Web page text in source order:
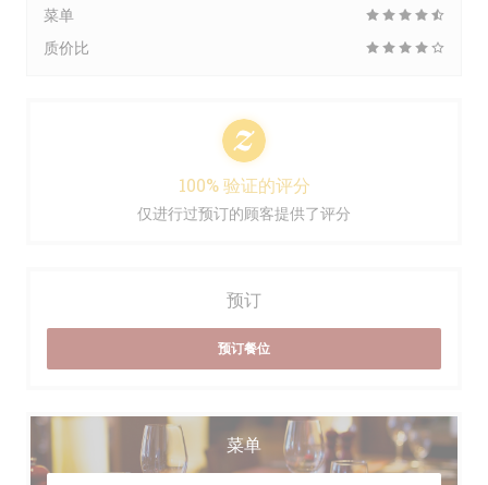
菜单
质价比
100% 验证的评分
仅进行过预订的顾客提供了评分
预订
预订餐位
菜单